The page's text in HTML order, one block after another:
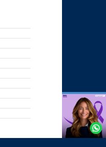
Agende
Whatsapp